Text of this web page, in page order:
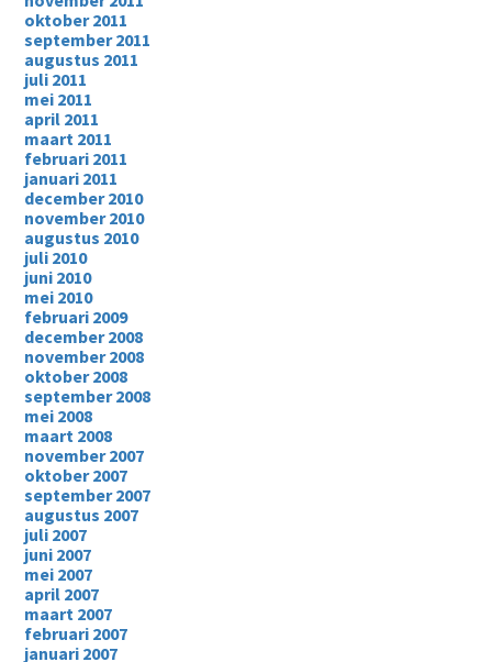
oktober 2011
september 2011
augustus 2011
juli 2011
mei 2011
april 2011
maart 2011
februari 2011
januari 2011
december 2010
november 2010
augustus 2010
juli 2010
juni 2010
mei 2010
februari 2009
december 2008
november 2008
oktober 2008
september 2008
mei 2008
maart 2008
november 2007
oktober 2007
september 2007
augustus 2007
juli 2007
juni 2007
mei 2007
april 2007
maart 2007
februari 2007
januari 2007